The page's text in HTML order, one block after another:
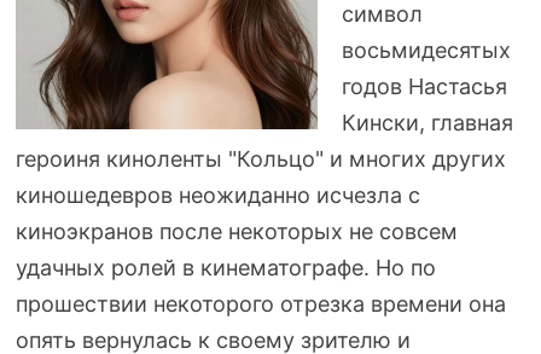
символ
восьмидесятых
годов Настасья
Кински, главная
героиня киноленты "Кольцо" и многих других
киношедевров неожиданно исчезла с
киноэкранов после некоторых не совсем
удачных ролей в кинематографе. Но по
прошествии некоторого отрезка времени она
опять вернулась к своему зрителю и